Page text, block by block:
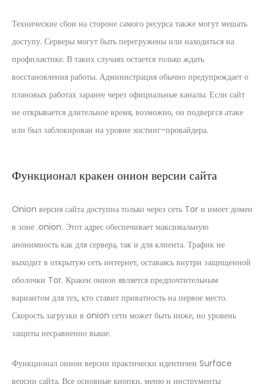
Технические сбои на стороне самого ресурса также могут мешать
доступу. Серверы могут быть перегружены или находиться на
профилактике. В таких случаях остается только ждать
восстановления работы. Администрация обычно предупреждает о
плановых работах заранее через официальные каналы. Если сайт
не открывается длительное время, возможно, он подвергся атаке
или был заблокирован на уровне хостинг-провайдера.
Функционал кракен онион версии сайта
Onion версия сайта доступна только через сеть Tor и имеет домен
в зоне .onion. Этот адрес обеспечивает максимальную
анонимность как для сервера, так и для клиента. Трафик не
выходит в открытую сеть интернет, оставаясь внутри защищенной
оболочки Tor. Кракен онион является предпочтительным
вариантом для тех, кто ставит приватность на первое место.
Скорость загрузки в onion сети может быть ниже, но уровень
защиты несравненно выше.
Функционал онион версии практически идентичен Surface
версии сайта. Все основные кнопки, меню и инструменты